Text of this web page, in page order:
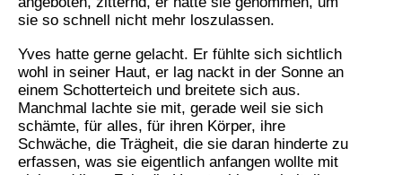
sie so schnell nicht mehr loszulassen.
Yves hatte gerne gelacht. Er fühlte sich sichtlich
wohl in seiner Haut, er lag nackt in der Sonne an
einem Schotterteich und breitete sich aus.
Manchmal lachte sie mit, gerade weil sie sich
schämte, für alles, für ihren Körper, ihre
Schwäche, die Trägheit, die sie daran hinderte zu
erfassen, was sie eigentlich anfangen wollte mit